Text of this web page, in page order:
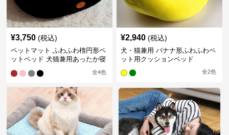
¥3,750 (税込)
ペットマット ふわふわ楕円形ペ
ットベッド 犬猫兼用あったか寝
全4色
¥2,940 (税込)
犬・猫兼用 バナナ形ふわふわペ
ット用クッションベッド
全2色